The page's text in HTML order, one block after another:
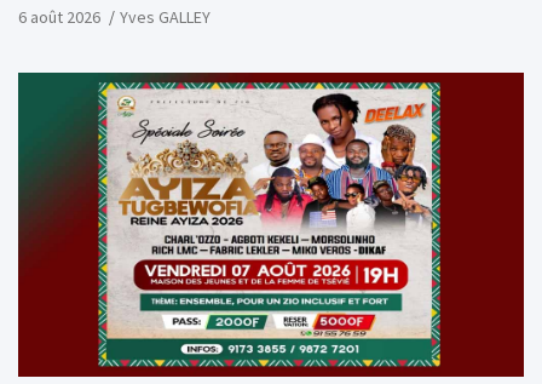
6 août 2026 Yves GALLEY